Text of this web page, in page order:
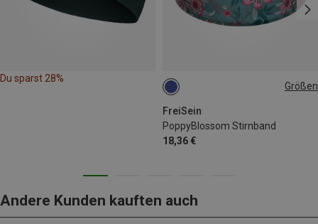
Du sparst 28%
Größen
FreiSein
PoppyBlossom Stirnband
18,36 €
ONE SIZE
Andere Kunden kauften auch